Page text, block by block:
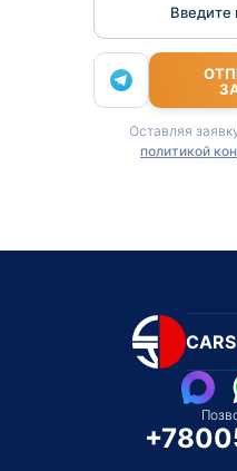
Введите
Оставляя
политикой